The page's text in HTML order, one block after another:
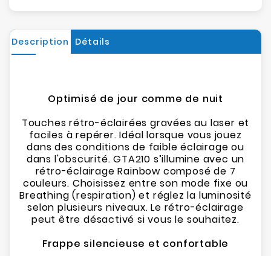
Description Détails
Optimisé de jour comme de nuit
Touches rétro-éclairées gravées au laser et
faciles à repérer. Idéal lorsque vous jouez
dans des conditions de faible éclairage ou
dans l'obscurité. GTA210 s’illumine avec un
rétro-éclairage Rainbow composé de 7
couleurs. Choisissez entre son mode fixe ou
Breathing (respiration) et réglez la luminosité
selon plusieurs niveaux. Le rétro-éclairage
peut être désactivé si vous le souhaitez.
Frappe silencieuse et confortable